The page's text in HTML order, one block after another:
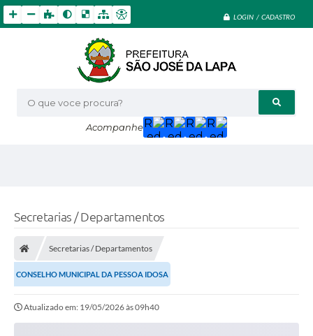
LOGIN / CADASTRO
O que voce procura?
Acompanhe
Secretarias / Departamentos
Secretarias / Departamentos
CONSELHO MUNICIPAL DA PESSOA IDOSA
Atualizado em: 19/05/2026 às 09h40